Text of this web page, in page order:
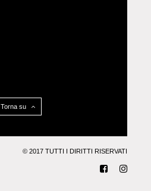
Torna su
© 2017 TUTTI I DIRITTI RISERVATI